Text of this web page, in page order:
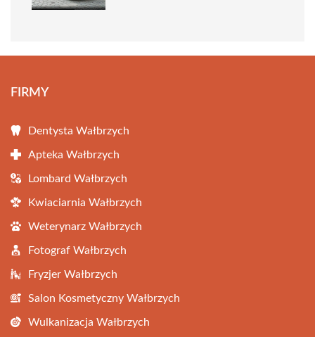
FIRMY
Dentysta Wałbrzych
Apteka Wałbrzych
Lombard Wałbrzych
Kwiaciarnia Wałbrzych
Weterynarz Wałbrzych
Fotograf Wałbrzych
Fryzjer Wałbrzych
Salon Kosmetyczny Wałbrzych
Wulkanizacja Wałbrzych